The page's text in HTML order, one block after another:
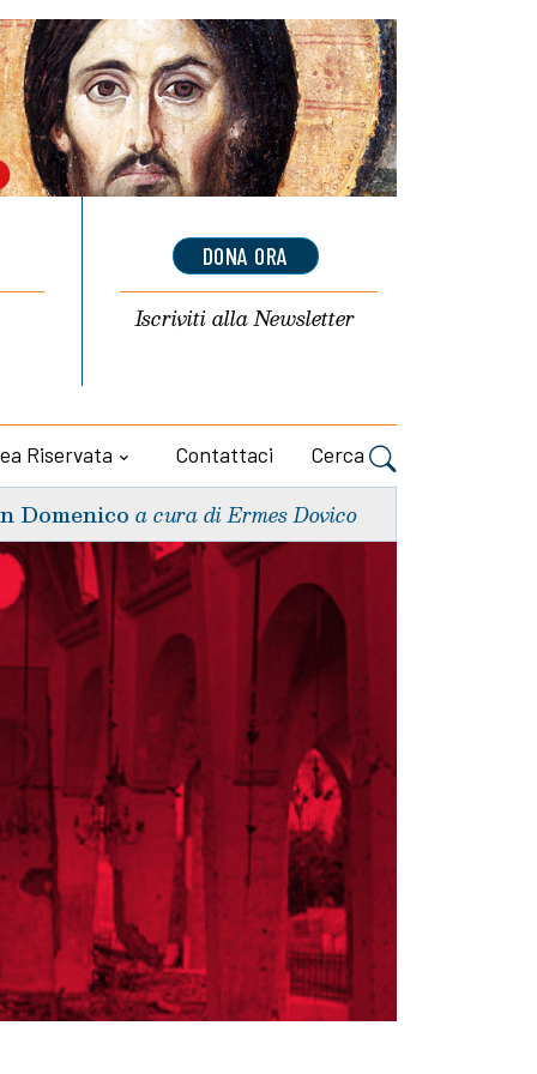
DONA ORA
Iscriviti allaNewsletter
Riservata Contattaci Cerca
Domenico a cura di Ermes Dovico